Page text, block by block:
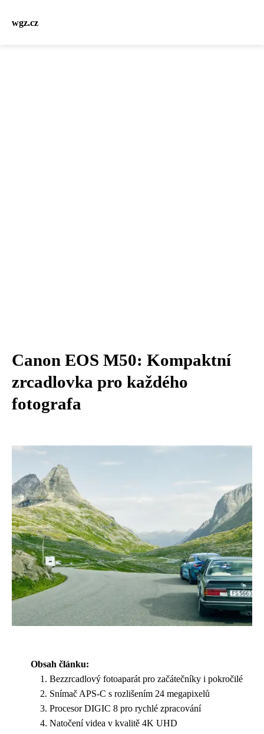
wgz.cz
Canon EOS M50: Kompaktní
zrcadlovka pro každého
fotografa
Obsah článku:
Bezzrcadlový fotoaparát pro začátečníky i pokročilé
Snímač APS-C s rozlišením 24 megapixelů
Procesor DIGIC 8 pro rychlé zpracování
Natočení videa v kvalitě 4K UHD